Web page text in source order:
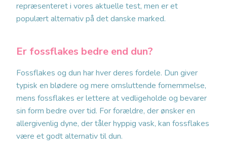
repræsenteret i vores aktuelle test, men er et
populært alternativ på det danske marked.
Er fossflakes bedre end dun?
Fossflakes og dun har hver deres fordele. Dun giver
typisk en blødere og mere omsluttende fornemmelse,
mens fossflakes er lettere at vedligeholde og bevarer
sin form bedre over tid. For forældre, der ønsker en
allergivenlig dyne, der tåler hyppig vask, kan fossflakes
være et godt alternativ til dun.